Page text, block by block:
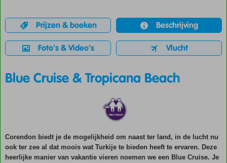
Prijzen & boeken Beschrijving
Foto's & Video's Vlucht
Blue Cruise & Tropicana Beach
Corendon biedt je de mogelijkheid om naast ter land, in de lucht nu
ook ter zee al dat moois wat Turkije te bieden heeft te ervaren. Deze
heerlijke manier van vakantie vieren noemen we een Blue Cruise. Je